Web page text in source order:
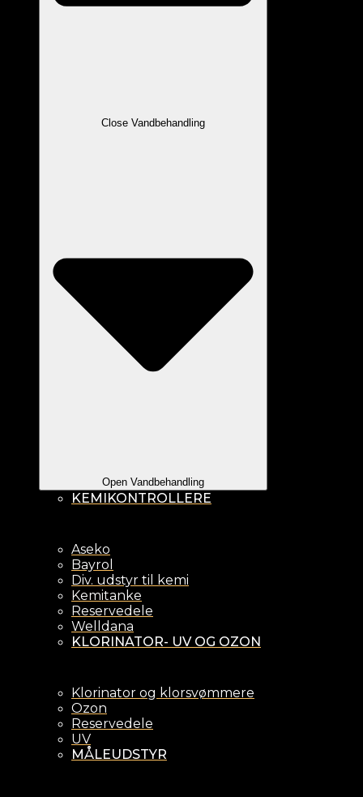
Close Vandbehandling
Open Vandbehandling
KEMIKONTROLLERE
Aseko
Bayrol
Div. udstyr til kemi
Kemitanke
Reservedele
Welldana
KLORINATOR- UV OG OZON
Klorinator og klorsvømmere
Ozon
Reservedele
UV
MÅLEUDSTYR